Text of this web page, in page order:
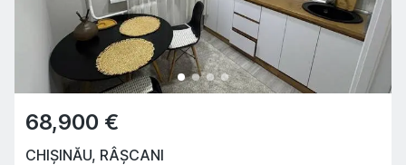
68,900 €
CHIȘINĂU, RÂȘCANI